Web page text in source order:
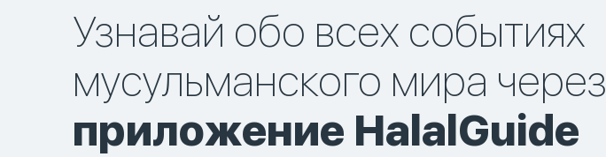
Узнавай обо всех событиях
мусульманского мира через
приложение HalalGuide